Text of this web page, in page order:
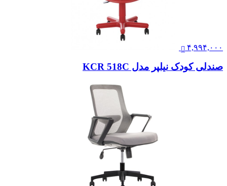
۴,۹۹۴,۰۰۰
صندلی کودک نیلپر مدل KCR 518C